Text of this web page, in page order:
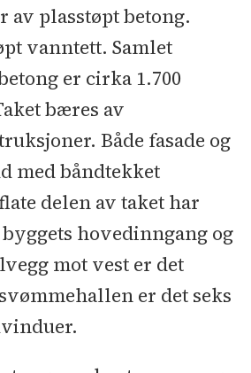
l
og
Bergen Air
Sartor VVS
Torsvik ElektrolSD
Celsius Teknikk
Askeland
Bruvik lHeis:
Mekaniskel
Portgruppenl Brann-
av plasstøpt betong.
vanntett. Samlet
er cirka 1.700
bæres av
Både fasade og
med båndtekket
delen av taket har
hovedinngang og
mot vest er det
er det seks